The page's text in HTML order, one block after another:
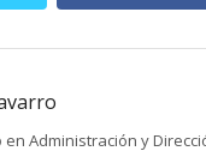
en Administración y